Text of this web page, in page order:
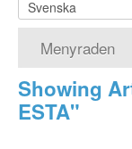
Menyraden
Hemsida
Showing
ESTA"